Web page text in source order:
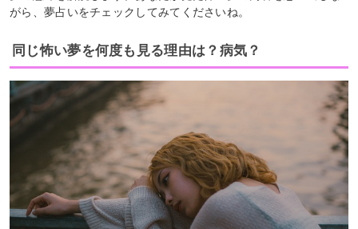
がら、夢占いをチェックしてみてくださいね。
同じ怖い夢を何度も見る理由は？病気？